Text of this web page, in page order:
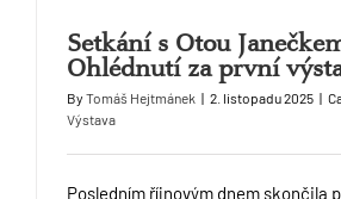
Setkání s Otou
Ohlédnutí za první
By Tomáš Hejtmánek | 2. listopadu 2025 |
Výstava
Posledním říjnovým dnem skončila